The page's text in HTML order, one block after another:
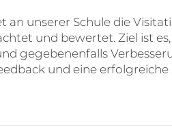
an unserer Schule die
und bewertet. Ziel ist
gegebenenfalls
und eine